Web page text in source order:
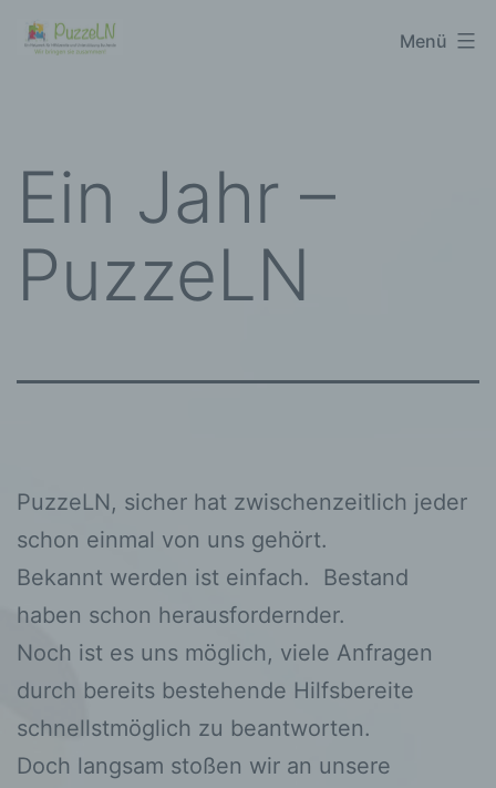
Zum
Inhalt
puzzeLN Menü
Ein Jahr –
PuzzeLN
PuzzeLN, sicher hat zwischenzeitlich jeder
schon einmal von uns gehört.
Bekannt werden ist einfach. Bestand
haben schon herausfordernder.
Noch ist es uns möglich, viele Anfragen
durch bereits bestehende Hilfsbereite
schnellstmöglich zu beantworten.
Doch langsam stoßen wir an unsere